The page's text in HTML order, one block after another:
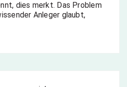
dies merkt. Das Problem
Anleger glaubt,